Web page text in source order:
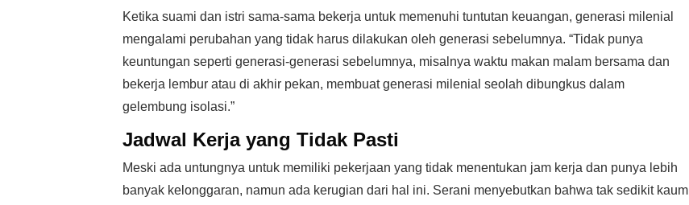
Ketika suami dan istri sama-sama bekerja untuk memenuhi tuntutan keuangan, generasi milenial
mengalami perubahan yang tidak harus dilakukan oleh generasi sebelumnya. “Tidak punya
keuntungan seperti generasi-generasi sebelumnya, misalnya waktu makan malam bersama dan
bekerja lembur atau di akhir pekan, membuat generasi milenial seolah dibungkus dalam
gelembung isolasi.”
Jadwal Kerja yang Tidak Pasti
Meski ada untungnya untuk memiliki pekerjaan yang tidak menentukan jam kerja dan punya lebih
banyak kelonggaran, namun ada kerugian dari hal ini. Serani menyebutkan bahwa tak sedikit kaum